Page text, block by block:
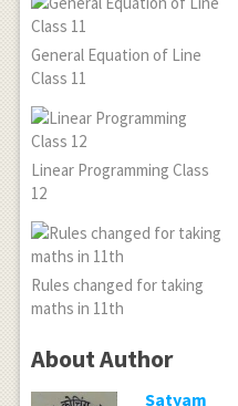
General Equation of Line
Class 11
Linear Programming Class
12
Rules changed for taking
maths in 11th
About Author
Satyam